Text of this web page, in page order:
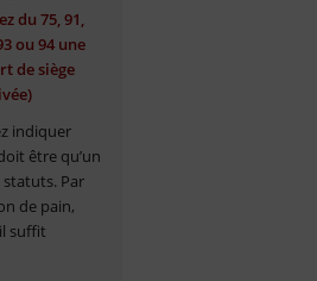
du 75, 91,
ou 94 une
de siège
indiquer
être qu’un
statuts. Par
de pain,
suffit